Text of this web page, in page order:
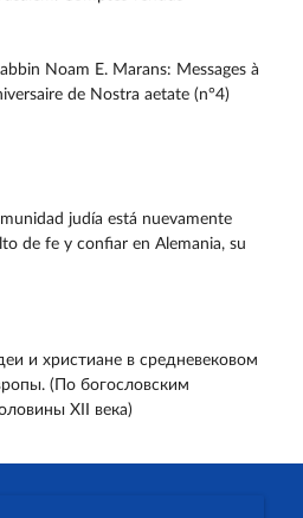
Noam E. Marans: Messages à
de Nostra aetate (n°4)
judía está nuevamente
de fe y confiar en Alemania, su
и христиане в средневековом
(По богословским
XII века)